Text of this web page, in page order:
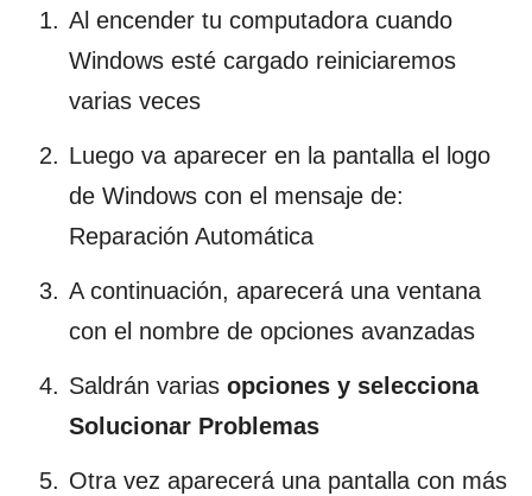
Al encender tu computadora cuando
Windows esté cargado reiniciaremos
varias veces
Luego va aparecer en la pantalla el logo
de Windows con el mensaje de:
Reparación Automática
A continuación, aparecerá una ventana
con el nombre de opciones avanzadas
Saldrán varias opciones y selecciona
Solucionar Problemas
Otra vez aparecerá una pantalla con más